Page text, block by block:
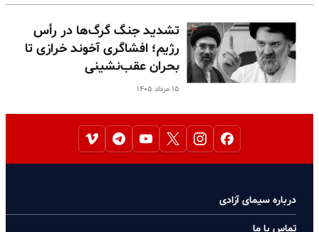
تشدید جنگ گرگ‌ها در رأس
رژیم؛ افشاگری آخوند خرازی تا
بحران عقب‌نشینی
۱۵ مرداد ۱۴۰۵
درباره سیمای آزادی
تماس با ما